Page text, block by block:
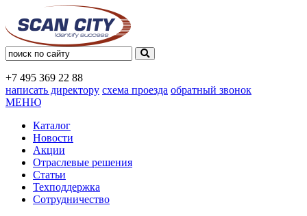
+7 495 369 22 88
написать директору схема проезда обратный звонок
МЕНЮ
Каталог
Новости
Акции
Отраслевые решения
Статьи
Техподдержка
Сотрудничество